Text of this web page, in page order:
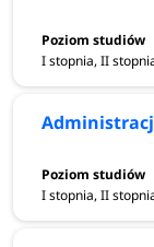
I stopnia, II
I stopnia, II